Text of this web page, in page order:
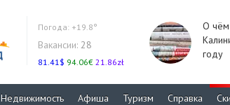
Погода: +19.8°
Вакансии: 28
81.41$ 94.06€ 21.86zł
О чём
году
Недвижимость Афиша Туризм Справка